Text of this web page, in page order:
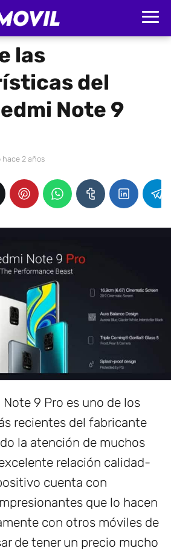
las
del
Note 9
hace 2 años
Note 9 Pro es uno de los
recientes del fabricante
la atención de muchos
relación calidad-
cuenta con
que lo hacen
con otros móviles de
de tener un precio mucho